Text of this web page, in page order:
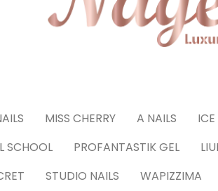
BASICOS (primer, base, top,
MISS CHERRY A NAILS
SCHOOL PROFANTASTIK GEL
STUDIO NAILS WAPIZZIMA